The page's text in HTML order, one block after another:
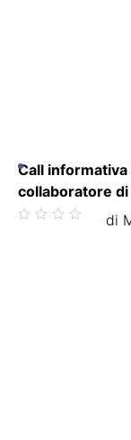
Call
collaboratore di
Valutato di